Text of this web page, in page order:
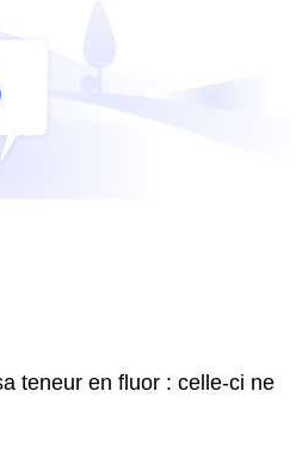
teneur en fluor : celle-ci ne